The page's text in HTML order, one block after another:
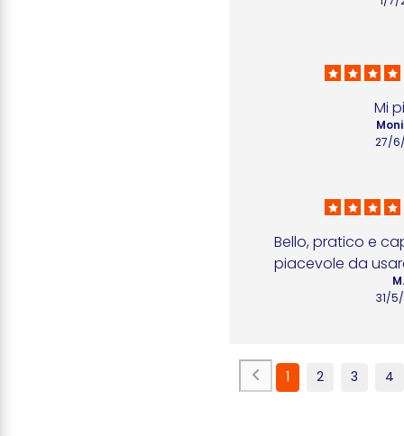
Mi
27/
Bello, pratico e
piacevole da
31/
1 2 3 4